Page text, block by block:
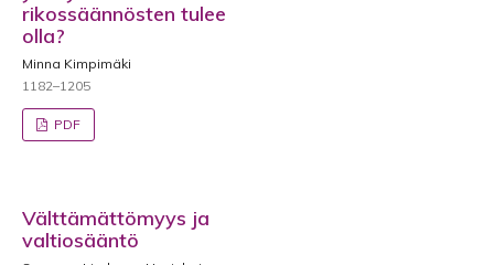
rikossäännösten tulee
olla?
Minna Kimpimäki
1182–1205
PDF
Välttämättömyys ja
valtiosääntö